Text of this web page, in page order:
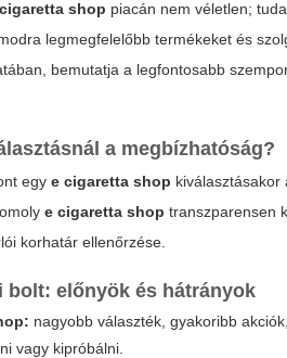
shop piacán nem véletlen;
legmegfelelőbb termékeket és
bemutatja a legfontosabb
a megbízhatóság?
egye cigaretta shop
e cigaretta shop transzparensen
korhatár ellenőrzése.
bolt: előnyök és hátrányok
: nagyobb választék, gyakoribb
vagy kipróbálni.